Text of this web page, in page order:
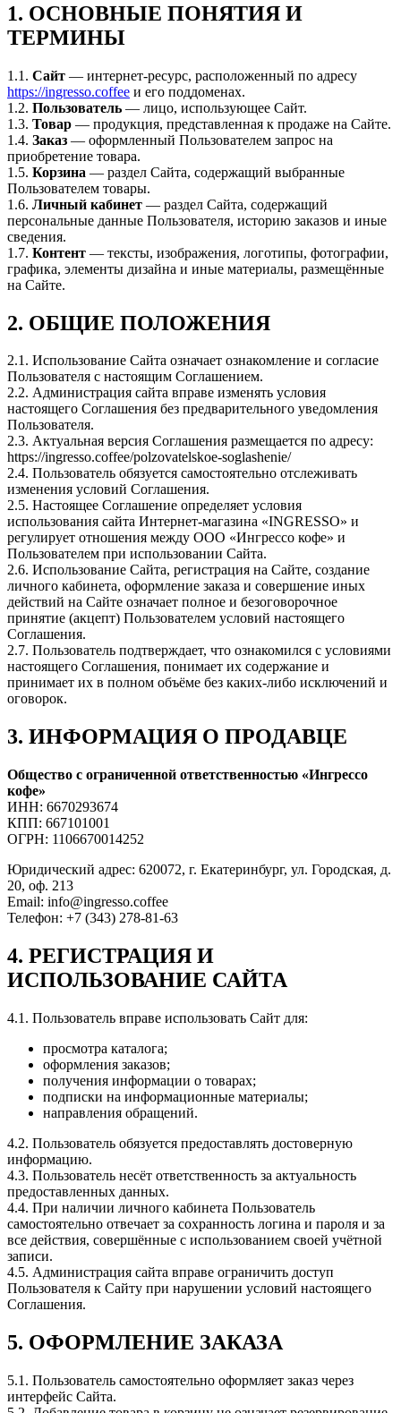
1. ОСНОВНЫЕ ПОНЯТИЯ И
ТЕРМИНЫ
1.1. Сайт — интернет-ресурс, расположенный по адресу
https://ingresso.coffee и его поддоменах.
1.2. Пользователь — лицо, использующее Сайт.
1.3. Товар — продукция, представленная к продаже на Сайте.
1.4. Заказ — оформленный Пользователем запрос на
приобретение товара.
1.5. Корзина — раздел Сайта, содержащий выбранные
Пользователем товары.
1.6. Личный кабинет — раздел Сайта, содержащий
персональные данные Пользователя, историю заказов и иные
сведения.
1.7. Контент — тексты, изображения, логотипы, фотографии,
графика, элементы дизайна и иные материалы, размещённые
на Сайте.
2. ОБЩИЕ ПОЛОЖЕНИЯ
2.1. Использование Сайта означает ознакомление и согласие
Пользователя с настоящим Соглашением.
2.2. Администрация сайта вправе изменять условия
настоящего Соглашения без предварительного уведомления
Пользователя.
2.3. Актуальная версия Соглашения размещается по адресу:
https://ingresso.coffee/polzovatelskoe-soglashenie/
2.4. Пользователь обязуется самостоятельно отслеживать
изменения условий Соглашения.
2.5. Настоящее Соглашение определяет условия
использования сайта Интернет-магазина «INGRESSO» и
регулирует отношения между ООО «Ингрессо кофе» и
Пользователем при использовании Сайта.
2.6. Использование Сайта, регистрация на Сайте, создание
личного кабинета, оформление заказа и совершение иных
действий на Сайте означает полное и безоговорочное
принятие (акцепт) Пользователем условий настоящего
Соглашения.
2.7. Пользователь подтверждает, что ознакомился с условиями
настоящего Соглашения, понимает их содержание и
принимает их в полном объёме без каких-либо исключений и
оговорок.
3. ИНФОРМАЦИЯ О ПРОДАВЦЕ
Общество с ограниченной ответственностью «Ингрессо
кофе»
ИНН: 6670293674
КПП: 667101001
ОГРН: 1106670014252
Юридический адрес: 620072, г. Екатеринбург, ул. Городская, д.
20, оф. 213
Email: info@ingresso.coffee
Телефон: +7 (343) 278-81-63
4. РЕГИСТРАЦИЯ И
ИСПОЛЬЗОВАНИЕ САЙТА
4.1. Пользователь вправе использовать Сайт для:
просмотра каталога;
оформления заказов;
получения информации о товарах;
подписки на информационные материалы;
направления обращений.
4.2. Пользователь обязуется предоставлять достоверную
информацию.
4.3. Пользователь несёт ответственность за актуальность
предоставленных данных.
4.4. При наличии личного кабинета Пользователь
самостоятельно отвечает за сохранность логина и пароля и за
все действия, совершённые с использованием своей учётной
записи.
4.5. Администрация сайта вправе ограничить доступ
Пользователя к Сайту при нарушении условий настоящего
Соглашения.
5. ОФОРМЛЕНИЕ ЗАКАЗА
5.1. Пользователь самостоятельно оформляет заказ через
интерфейс Сайта.